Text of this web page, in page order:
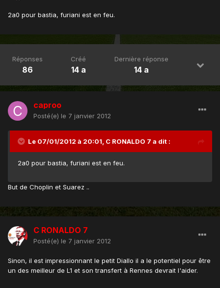
2a0 pour bastia, furiani est en feu.
Réponses
86
Créé
14 a
Dernière réponse
14 a
caproo
Posté(e) le 7 janvier 2012
Le 07/01/2012 à 20:01, C RONALDO 7 a dit :
2a0 pour bastia, furiani est en feu.
But de Choplin et Suarez ..
C RONALDO 7
Posté(e) le 7 janvier 2012
Sinon, il est impressionnant le petit Diallo il a le potentiel pour être
un des meilleur de L1 et son transfert à Rennes devrait l'aider.